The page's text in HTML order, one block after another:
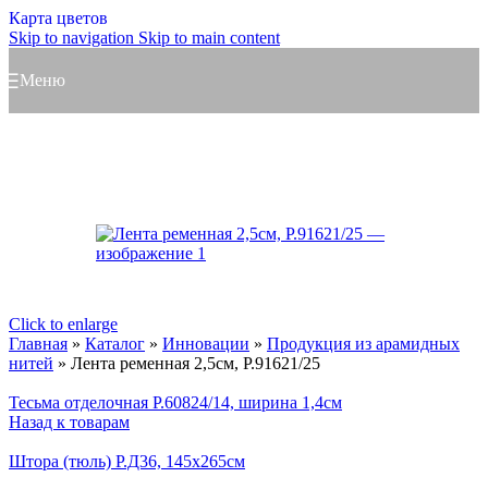
Карта цветов
Skip to navigation Skip to main content
Меню
Click to enlarge
Главная » Каталог » Инновации » Продукция из арамидных
нитей » Лента ременная 2,5см, Р.91621/25
Тесьма отделочная Р.60824/14, ширина 1,4см
Назад к товарам
Штора (тюль) Р.Д36, 145х265см